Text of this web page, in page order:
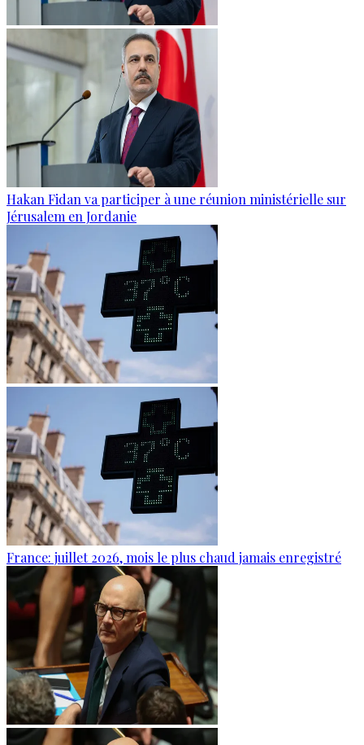
Hakan Fidan va participer à une réunion ministérielle sur
Jérusalem en Jordanie
France: juillet 2026, mois le plus chaud jamais enregistré